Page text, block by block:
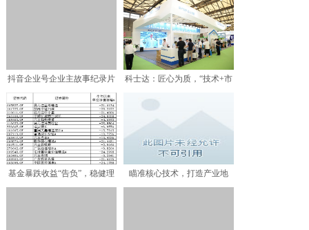
抖音企业号企业主故事纪录片
上线，让你“看见”生意
科士达：匠心为质，“技术+市
基金暴跌收益“告负”，稳健理
瞄准核心技术，打造产业地